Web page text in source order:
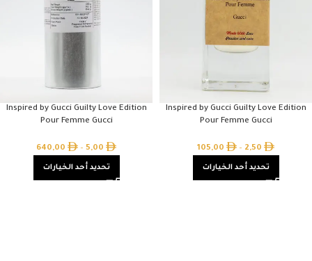
Inspired by Gucci Guilty Love Edition
Pour Femme Gucci
2,50
–
105,00
تحديد أحد الخيارات
Inspired by Gucci Guilty Love Edition
Pour Femme Gucci
5,00
–
640,00
تحديد أحد الخيارات